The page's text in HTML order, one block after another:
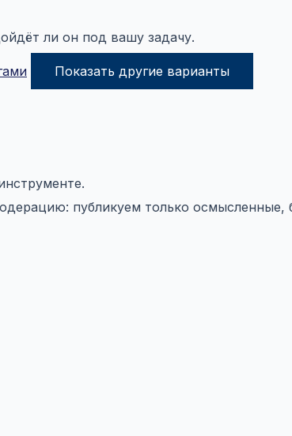
ли он под вашу задачу.
Показать другие варианты
публикуем только осмысленные,